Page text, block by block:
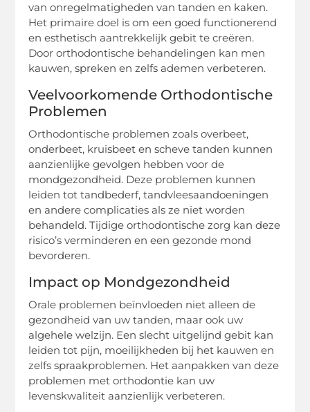
van onregelmatigheden van tanden en kaken.
Het primaire doel is om een goed functionerend
en esthetisch aantrekkelijk gebit te creëren.
Door orthodontische behandelingen kan men
kauwen, spreken en zelfs ademen verbeteren.
Veelvoorkomende Orthodontische
Problemen
Orthodontische problemen zoals overbeet,
onderbeet, kruisbeet en scheve tanden kunnen
aanzienlijke gevolgen hebben voor de
mondgezondheid. Deze problemen kunnen
leiden tot tandbederf, tandvleesaandoeningen
en andere complicaties als ze niet worden
behandeld. Tijdige orthodontische zorg kan deze
risico’s verminderen en een gezonde mond
bevorderen.
Impact op Mondgezondheid
Orale problemen beïnvloeden niet alleen de
gezondheid van uw tanden, maar ook uw
algehele welzijn. Een slecht uitgelijnd gebit kan
leiden tot pijn, moeilijkheden bij het kauwen en
zelfs spraakproblemen. Het aanpakken van deze
problemen met orthodontie kan uw
levenskwaliteit aanzienlijk verbeteren.